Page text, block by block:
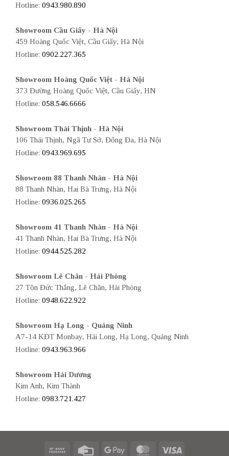
Hotline: 0943.980.890
Showroom Cầu Giấy - Hà Nội
459 Hoàng Quốc Việt, Cầu Giấy, Hà Nội
Hotline: 0902.227.365
Showroom Hoàng Quốc Việt - Hà Nội
373 Đường Hoàng Quốc Việt, Cầu Giấy, HN
Hotline: 058.546.6666
Showroom Thái Thịnh - Hà Nội
106 Thái Thịnh, Ngã Tư Sở, Đống Đa, Hà Nội
Hotline: 0943.969.695
Showroom 88 Thanh Nhàn - Hà Nội
88 Thanh Nhàn, Hai Bà Trưng, Hà Nội
Hotline: 0936.025.265
Showroom 41 Thanh Nhàn - Hà Nội
41 Thanh Nhàn, Hai Bà Trưng, Hà Nội
Hotline: 0944.525.282
Showroom Lê Chân - Hải Phòng
27 Tôn Đức Thắng, Lê Chân, Hải Phòng
Hotline: 0948.622.922
Showroom Hạ Long - Quảng Ninh
A7-14 KĐT Monbay, Hải Long, Hạ Long, Quảng Ninh
Hotline: 0943.963.966
Showroom Hải Dương
Kim Anh, Kim Thành
Hotline: 0983.721.427